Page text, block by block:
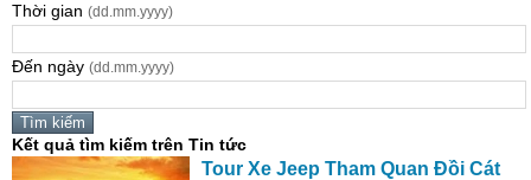
Thời gian (dd.mm.yyyy)
Đến ngày (dd.mm.yyyy)
Kết quả tìm kiếm trên Tin tức
Tour Xe Jeep Tham Quan Đồi Cát